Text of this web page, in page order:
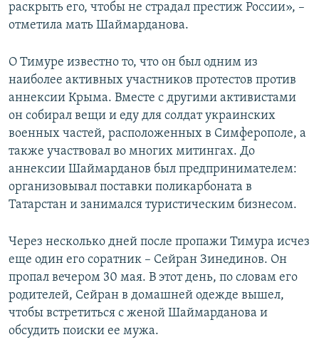
раскрыть его, чтобы не страдал престиж России», –
отметила мать Шаймарданова.
О Тимуре известно то, что он был одним из
наиболее активных участников протестов против
аннексии Крыма. Вместе с другими активистами
он собирал вещи и еду для солдат украинских
военных частей, расположенных в Симферополе, а
также участвовал во многих митингах. До
аннексии Шаймарданов был предпринимателем:
организовывал поставки поликарбоната в
Татарстан и занимался туристическим бизнесом.
Через несколько дней после пропажи Тимура исчез
еще один его соратник – Сейран Зинединов. Он
пропал вечером 30 мая. В этот день, по словам его
родителей, Сейран в домашней одежде вышел,
чтобы встретиться с женой Шаймарданова и
обсудить поиски ее мужа.